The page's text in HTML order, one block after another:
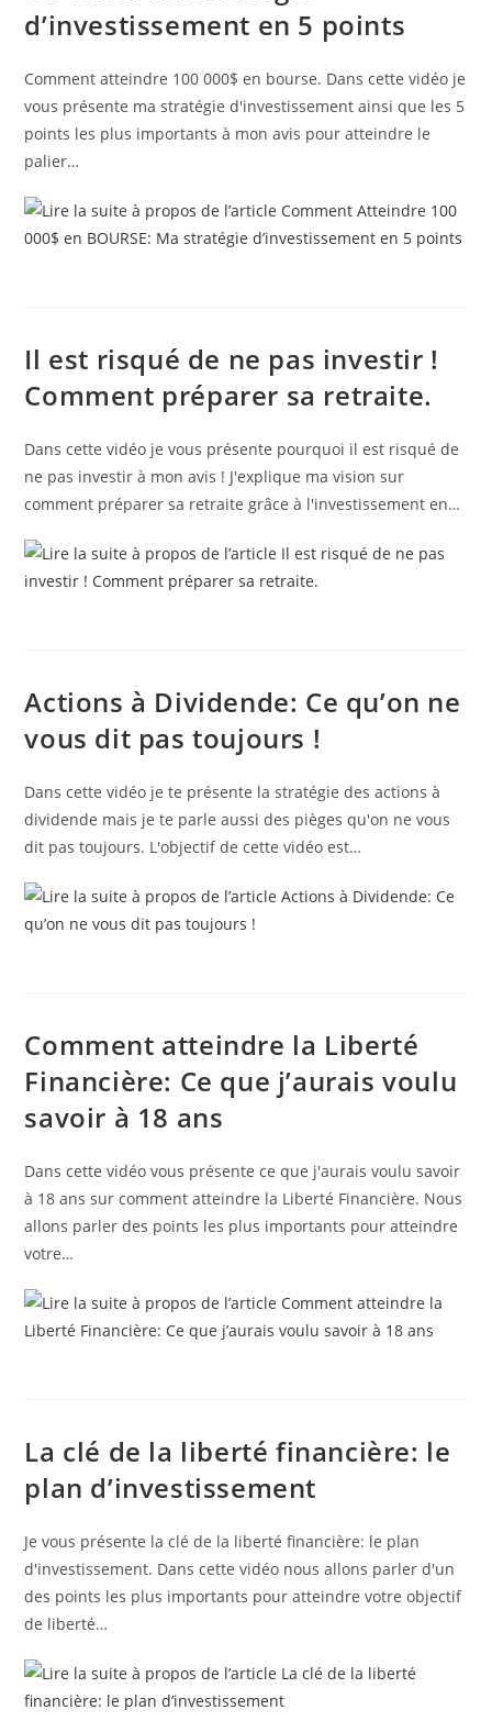
d’investissement en 5 points
Comment atteindre 100 000$ en bourse. Dans cette vidéo je
vous présente ma stratégie d'investissement ainsi que les 5
points les plus importants à mon avis pour atteindre le
palier…
Il est risqué de ne pas investir !
Comment préparer sa retraite.
Dans cette vidéo je vous présente pourquoi il est risqué de
ne pas investir à mon avis ! J'explique ma vision sur
comment préparer sa retraite grâce à l'investissement en…
Actions à Dividende: Ce qu’on ne
vous dit pas toujours !
Dans cette vidéo je te présente la stratégie des actions à
dividende mais je te parle aussi des pièges qu'on ne vous
dit pas toujours. L'objectif de cette vidéo est…
Comment atteindre la Liberté
Financière: Ce que j’aurais voulu
savoir à 18 ans
Dans cette vidéo vous présente ce que j'aurais voulu savoir
à 18 ans sur comment atteindre la Liberté Financière. Nous
allons parler des points les plus importants pour atteindre
votre…
La clé de la liberté financière: le
plan d’investissement
Je vous présente la clé de la liberté financière: le plan
d'investissement. Dans cette vidéo nous allons parler d'un
des points les plus importants pour atteindre votre objectif
de liberté…